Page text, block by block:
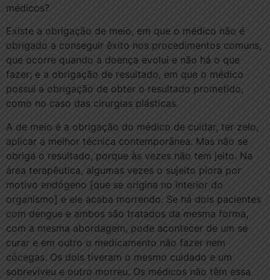
médicos?
Existe a obrigação de meio, em que o médico não é
obrigado a conseguir êxito nos procedimentos comuns,
que ocorre quando a doença evolui e não há o que
fazer; e a obrigação de resultado, em que o médico
possui a obrigação de obter o resultado prometido,
como no caso das cirurgias plásticas.
A de meio é a obrigação do médico de cuidar, ter zelo,
aplicar a melhor técnica contemporânea. Mas não se
obriga o resultado, porque às vezes não tem jeito. Na
área terapêutica, algumas vezes o sujeito piora por
motivo endógeno [que se origina no interior do
organismo] e ele acaba morrendo. Se há dois pacientes
com dengue e ambos são tratados da mesma forma,
com a mesma abordagem, pode acontecer de um se
curar e em outro o medicamento não fazer nem
cócegas. Os dois tiveram o mesmo cuidado e um
sobreviveu e outro morreu. Os médicos não têm essa